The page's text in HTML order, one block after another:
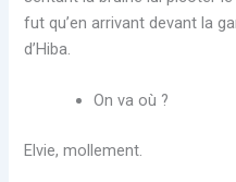
fut qu’en arrivant devant la
d’Hiba.
On va où ?
Elvie, mollement.